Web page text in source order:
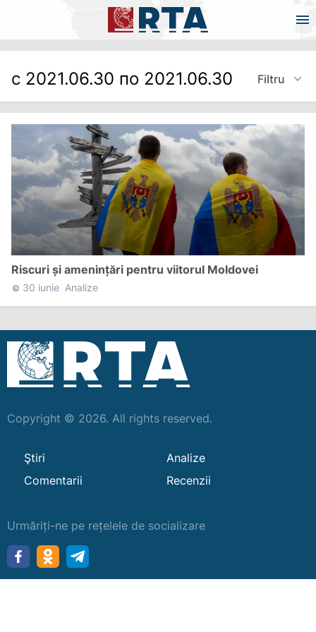
с 2021.06.30 по 2021.06.30 Filtru
Riscuri și amenințări pentru viitorul Moldovei
30 iunie Analize
Copyright © 2026. All rights reserved.
Ştiri
Analize
Comentarii
Recenzii
Urmăriți-ne pe rețelele de socializare